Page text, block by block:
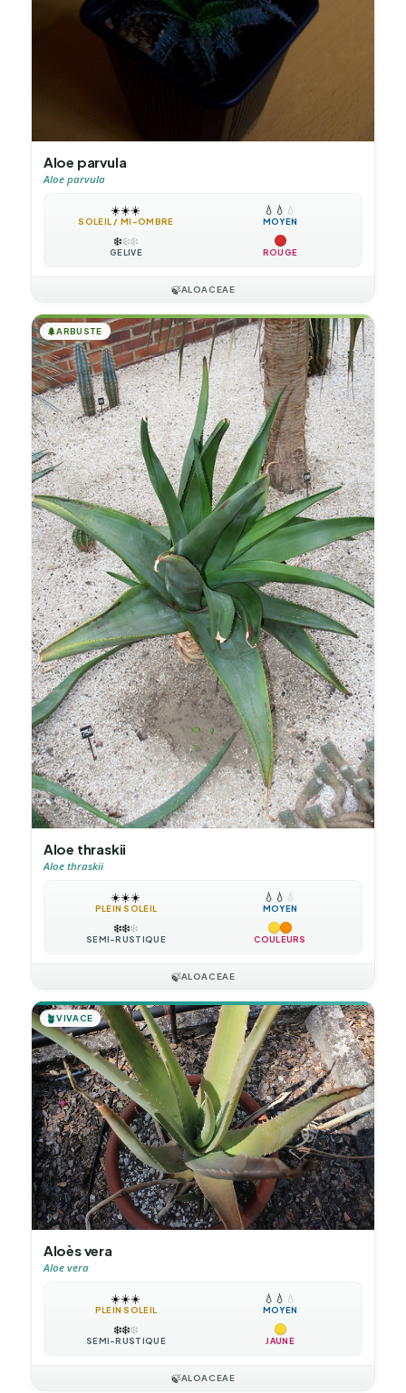
Aloe parvula
Aloe parvula
☀️☀️☀️
SOLEIL / MI-OMBRE
💧 💧 💧
MOYEN
❄️❄️❄️
GÉLIVE ROUGE
🍃ALOACEAE
🌲ARBUSTE
Aloe thraskii
Aloe thraskii
☀️☀️☀️
PLEIN SOLEIL
💧 💧 💧
MOYEN
❄️❄️❄️
SEMI-RUSTIQUE COULEURS
🍃ALOACEAE
🪴VIVACE
Aloès vera
Aloe vera
☀️☀️☀️
PLEIN SOLEIL
💧 💧 💧
MOYEN
❄️❄️❄️
SEMI-RUSTIQUE JAUNE
🍃ALOACEAE